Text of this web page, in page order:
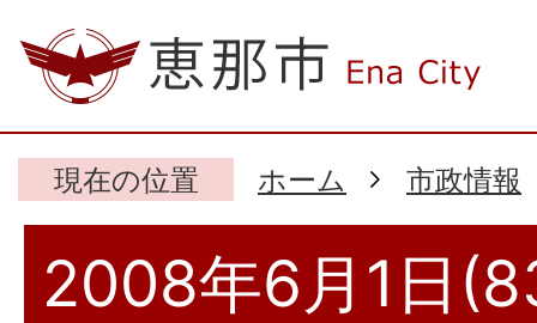
現在の位置 ホーム 市政情報
2008年6月1日